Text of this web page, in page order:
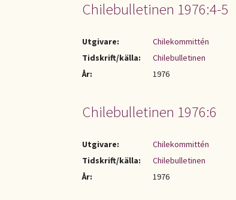
Chilebulletinen 1976:4-5
Utgivare:
Chilekommittén
Tidskrift/källa:
Chilebulletinen
År:
1976
Chilebulletinen 1976:6
Utgivare:
Chilekommittén
Tidskrift/källa:
Chilebulletinen
År:
1976